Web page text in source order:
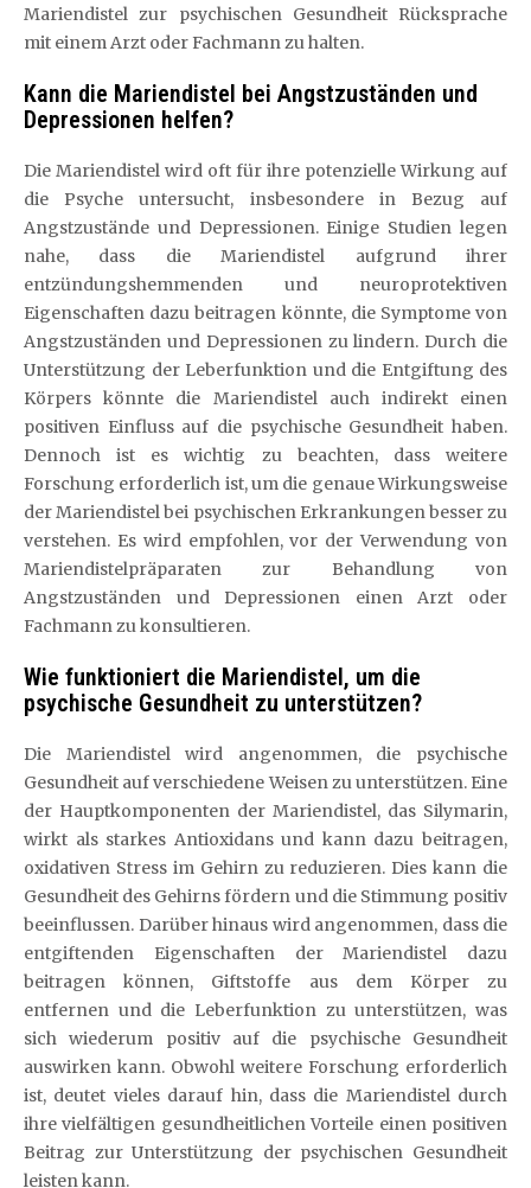
Mariendistel zur psychischen Gesundheit Rücksprache
mit einem Arzt oder Fachmann zu halten.
Kann die Mariendistel bei Angstzuständen und
Depressionen helfen?
Die Mariendistel wird oft für ihre potenzielle Wirkung auf
die Psyche untersucht, insbesondere in Bezug auf
Angstzustände und Depressionen. Einige Studien legen
nahe, dass die Mariendistel aufgrund ihrer
entzündungshemmenden und neuroprotektiven
Eigenschaften dazu beitragen könnte, die Symptome von
Angstzuständen und Depressionen zu lindern. Durch die
Unterstützung der Leberfunktion und die Entgiftung des
Körpers könnte die Mariendistel auch indirekt einen
positiven Einfluss auf die psychische Gesundheit haben.
Dennoch ist es wichtig zu beachten, dass weitere
Forschung erforderlich ist, um die genaue Wirkungsweise
der Mariendistel bei psychischen Erkrankungen besser zu
verstehen. Es wird empfohlen, vor der Verwendung von
Mariendistelpräparaten zur Behandlung von
Angstzuständen und Depressionen einen Arzt oder
Fachmann zu konsultieren.
Wie funktioniert die Mariendistel, um die
psychische Gesundheit zu unterstützen?
Die Mariendistel wird angenommen, die psychische
Gesundheit auf verschiedene Weisen zu unterstützen. Eine
der Hauptkomponenten der Mariendistel, das Silymarin,
wirkt als starkes Antioxidans und kann dazu beitragen,
oxidativen Stress im Gehirn zu reduzieren. Dies kann die
Gesundheit des Gehirns fördern und die Stimmung positiv
beeinflussen. Darüber hinaus wird angenommen, dass die
entgiftenden Eigenschaften der Mariendistel dazu
beitragen können, Giftstoffe aus dem Körper zu
entfernen und die Leberfunktion zu unterstützen, was
sich wiederum positiv auf die psychische Gesundheit
auswirken kann. Obwohl weitere Forschung erforderlich
ist, deutet vieles darauf hin, dass die Mariendistel durch
ihre vielfältigen gesundheitlichen Vorteile einen positiven
Beitrag zur Unterstützung der psychischen Gesundheit
leisten kann.